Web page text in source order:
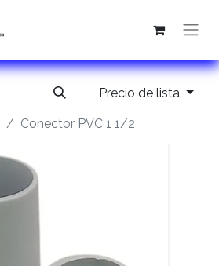
Precio de lista
Conector PVC 1 1/2